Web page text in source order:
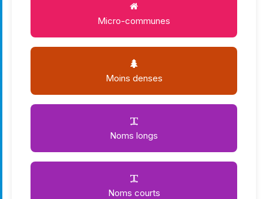
Micro-communes
Moins denses
Noms longs
Noms courts